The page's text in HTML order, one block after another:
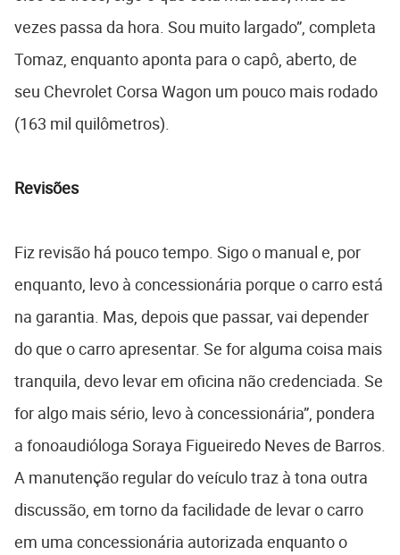
vezes passa da hora. Sou muito largado”, completa
Tomaz, enquanto aponta para o capô, aberto, de
seu Chevrolet Corsa Wagon um pouco mais rodado
(163 mil quilômetros).
Revisões
Fiz revisão há pouco tempo. Sigo o manual e, por
enquanto, levo à concessionária porque o carro está
na garantia. Mas, depois que passar, vai depender
do que o carro apresentar. Se for alguma coisa mais
tranquila, devo levar em oficina não credenciada. Se
for algo mais sério, levo à concessionária”, pondera
a fonoaudióloga Soraya Figueiredo Neves de Barros.
A manutenção regular do veículo traz à tona outra
discussão, em torno da facilidade de levar o carro
em uma concessionária autorizada enquanto o